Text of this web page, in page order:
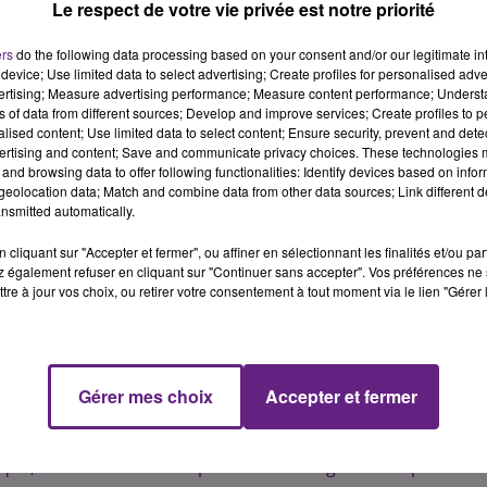
juillet 2018. A Dijon, ce fut une journée presque parfaite,
en milieu d'après-midi et qui ont quelques peu rafraichi
chaude !
fait le plein. Certain avaient réservés leur place en
le coup d'envoi du match.
qui aura accueilli plus de 5 000 personnes pour voir
monde retenait son souffle mais les explosions de joie et
marqués en faveur de l'équipe de France.
Ducs. Jeunes, moins jeunes, tout le monde était dans
Rouges, des cris, des chants ou des coups de klaksons
Emile Zola, certains ont choisi d'aller se baigner dans la
faisaient le show en brandissant de grands drapeaux sur
à certains endroits avec quelques échauffourées qui sont
mais heuresement pas d'incidents grave à déplorer.
Le respect de votre vie privée est notre priorité
do the following data processing based on your consent and/or our legitimate
Use limited data to select advertising; Create profiles for personalised
Measure advertising performance; Measure content performance;
of data from different sources; Develop and improve services; Create profiles to
content; Use limited data to select content; Ensure security, prevent and
and content; Save and communicate privacy choices. These technologies
browsing data to offer following functionalities: Identify devices based on
data; Match and combine data from other data sources; Link different
automatically.
cliquant sur "Accepter et fermer", ou affiner en sélectionnant les finalités et/ou
également refuser en cliquant sur "Continuer sans accepter". Vos préférences
à jour vos choix, ou retirer votre consentement à tout moment via le lien
Gérer mes choix Accepter et fermer